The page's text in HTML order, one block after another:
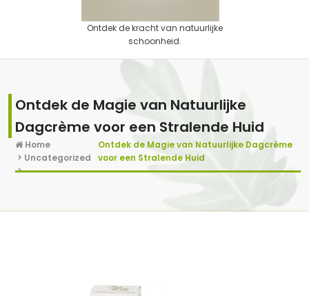
Ontdek de kracht van natuurlijke
schoonheid.
Ontdek de Magie van Natuurlijke
Dagcrème voor een Stralende Huid
Home
> Uncategorized
>
Ontdek de Magie van Natuurlijke Dagcrème
voor een Stralende Huid